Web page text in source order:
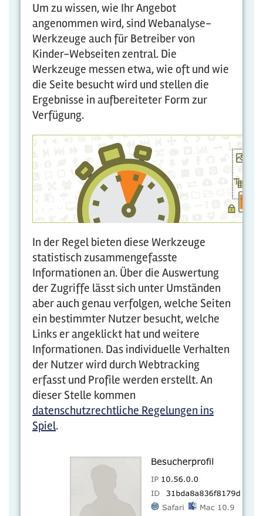
Um zu wissen, wie Ihr Angebot
angenommen wird, sind Webanalyse-
Werkzeuge auch für Betreiber von
Kinder-Webseiten zentral. Die
Werkzeuge messen etwa, wie oft und wie
die Seite besucht wird und stellen die
Ergebnisse in aufbereiteter Form zur
Verfügung.
In der Regel bieten diese Werkzeuge
statistisch zusammengefasste
Informationen an. Über die Auswertung
der Zugriffe lässt sich unter Umständen
aber auch genau verfolgen, welche Seiten
ein bestimmter Nutzer besucht, welche
Links er angeklickt hat und weitere
Informationen. Das individuelle Verhalten
der Nutzer wird durch Webtracking
erfasst und Profile werden erstellt. An
dieser Stelle kommen
datenschutzrechtliche Regelungen ins
Spiel.